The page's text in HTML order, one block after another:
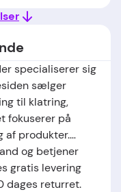
specialiserer sig
sælger
til klatring,
fokuserer på
af produkter.
og betjener
gratis levering
dages returret.